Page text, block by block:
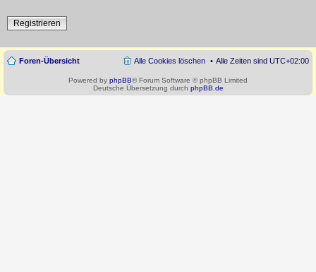
Registrieren
Foren-Übersicht Alle Zeiten sind UTC+02:00
Alle Cookies löschen
Powered by phpBB® Forum Software © phpBB Limited
Deutsche Übersetzung durch phpBB.de